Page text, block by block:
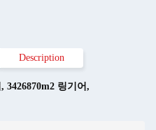
Description
, 3426870m2 링기어 ,